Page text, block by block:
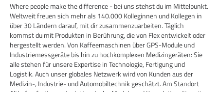
Where people make the difference - bei uns stehst du im Mittelpunkt.
Weltweit freuen sich mehr als 140.000 Kolleginnen und Kollegen in
über 30 Ländern darauf, mit dir zusammenzuarbeiten. Täglich
kommst du mit Produkten in Berührung, die von Flex entwickelt oder
hergestellt werden. Von Kaffeemaschinen über GPS-Module und
Industriemessgeräte bis hin zu hochkomplexen Medizingeräten: Sie
alle stehen für unsere Expertise in Technologie, Fertigung und
Logistik. Auch unser globales Netzwerk wird von Kunden aus der
Medizin-, Industrie- und Automobiltechnik geschätzt. Am Standort